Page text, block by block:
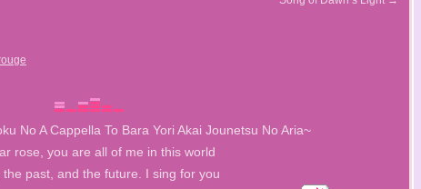
No A Cappella To Bara Yori Akai Jounetsu No Aria~
rose, you are all of me in this world
the past, and the future. I sing for you